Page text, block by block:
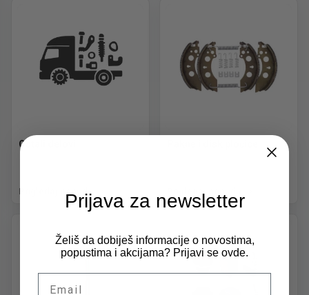
Ostali delovi
Pogledaj ponudu Pogledaj ponudu
Prijava za newsletter
Želiš da dobiješ informacije o novostima,
popustima i akcijama? Prijavi se ovde.